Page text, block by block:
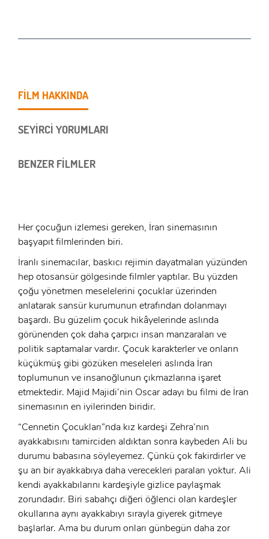
x
FİLM HAKKINDA
SEYİRCİ YORUMLARI
BENZER FİLMLER
Her çocuğun izlemesi gereken, İran sinemasının
başyapıt filmlerinden biri.
İranlı sinemacılar, baskıcı rejimin dayatmaları yüzünden
hep otosansür gölgesinde filmler yaptılar. Bu yüzden
çoğu yönetmen meselelerini çocuklar üzerinden
anlatarak sansür kurumunun etrafından dolanmayı
başardı. Bu güzelim çocuk hikâyelerinde aslında
görünenden çok daha çarpıcı insan manzaraları ve
politik saptamalar vardır. Çocuk karakterler ve onların
küçükmüş gibi gözüken meseleleri aslında İran
toplumunun ve insanoğlunun çıkmazlarına işaret
etmektedir. Majid Majidi’nin Oscar adayı bu filmi de İran
sinemasının en iyilerinden biridir.
“Cennetin Çocukları”nda kız kardeşi Zehra’nın
ayakkabısını tamirciden aldıktan sonra kaybeden Ali bu
durumu babasına söyleyemez. Çünkü çok fakirdirler ve
şu an bir ayakkabıya daha verecekleri paraları yoktur. Ali
kendi ayakkabılarını kardeşiyle gizlice paylaşmak
zorundadır. Biri sabahçı diğeri öğlenci olan kardeşler
okullarına aynı ayakkabıyı sırayla giyerek gitmeye
başlarlar. Ama bu durum onları günbegün daha zor